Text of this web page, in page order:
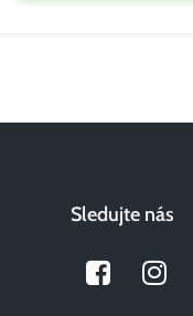
Sledujte nás
FacebookInstagram